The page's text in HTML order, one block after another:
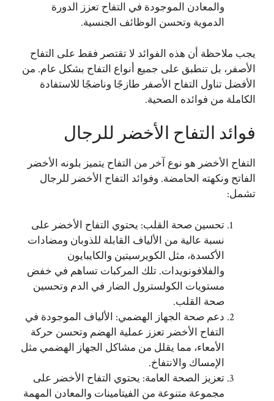
والمعادن الموجودة في التفاح تعزز الدورة
الدموية وتحسن الوظائف الجنسية.
يجب ملاحظة أن هذه الفوائد لا تقتصر فقط على التفاح
الأصفر، بل تنطبق على جميع أنواع التفاح بشكل عام. من
الأفضل تناول التفاح الأصفر طازجًا وناضجًا للاستفادة
الكاملة من فوائده الصحية.
فوائد التفاح الأخضر للرجال
التفاح الأخضر هو نوع آخر من التفاح يتميز بلونه الأخضر
الفاتح ونكهته الحامضة. وفوائد التفاح الأخضر للرجال
تشمل:
تحسين صحة القلب: يحتوي التفاح الأخضر على
نسبة عالية من الألياف القابلة للذوبان ومضادات
الأكسدة، مثل الكويرسيتين والكايبايون
والفلافونويدات. تلك المركبات تساهم في خفض
مستويات الكولسترول الضار في الدم وتحسين
صحة القلب.
دعم صحة الجهاز الهضمي: الألياف الموجودة في
التفاح الأخضر تعزز عملية الهضم وتحسن حركة
الأمعاء، مما يقلل من مشاكل الجهاز الهضمي مثل
الإمساك والانتفاخ.
تعزيز الصحة العامة: يحتوي التفاح الأخضر على
مجموعة متنوعة من الفيتامينات والمعادن المهمة